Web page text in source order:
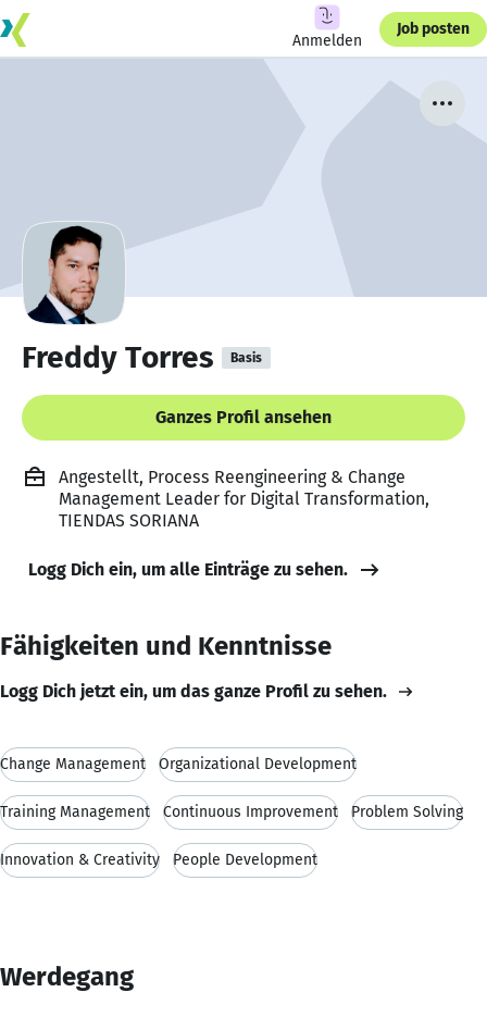
Anmelden
Job posten
Freddy Torres Basis
Ganzes Profil ansehen
Angestellt, Process Reengineering & Change
Management Leader for Digital Transformation,
TIENDAS SORIANA
Logg Dich ein, um alle Einträge zu sehen.
Fähigkeiten und Kenntnisse
Logg Dich jetzt ein, um das ganze Profil zu sehen.
Change Management Organizational Development
Training Management Continuous Improvement Problem Solving
Innovation & Creativity People Development
Werdegang